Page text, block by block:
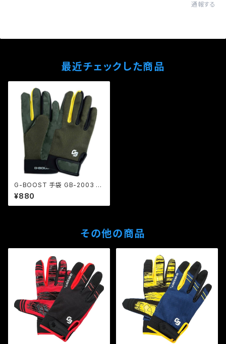
通報する
最近チェックした商品
G-BOOST 手袋 GB-2003 カ
モフラ モス
¥880
その他の商品